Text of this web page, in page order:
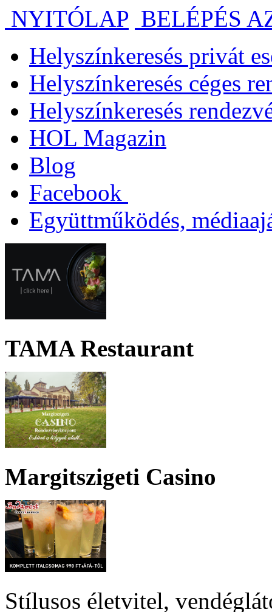
NYITÓLAP BELÉPÉS
Helyszínkeresés privát
Helyszínkeresés céges
Helyszínkeresés
HOL Magazin
Blog
Facebook
Együttműködés,
TAMA Restaurant
Margitszigeti Casino
Stílusos életvitel,